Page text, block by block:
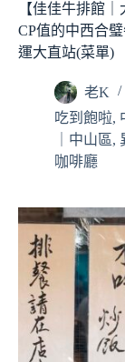
【佳佳牛排館
CP值的中西合
運大直站(菜單)
老K
吃到飽啦,
｜中山區,
咖啡廳